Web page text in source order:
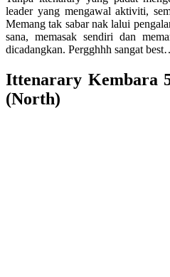
leader yang mengawal aktiviti,
Memang tak sabar nak lalui
sana, memasak sendiri dan
dicadangkan. Pergghhh sangat
Ittenarary Kembara
(North)